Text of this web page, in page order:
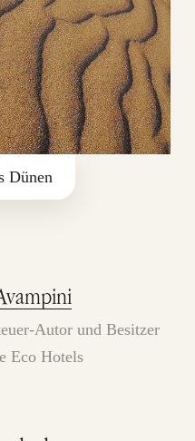
Dünen
Autor und Besitzer
Eco Hotels